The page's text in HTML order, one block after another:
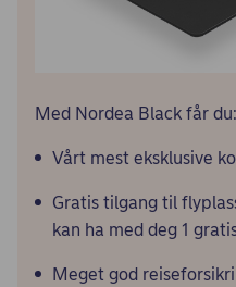
Med Nordea Black får du:
Vårt mest eksklusive
Gratis tilgang til
kan ha med deg 1
Meget god